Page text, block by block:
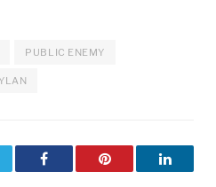
PUBLIC ENEMY
Facebook Pinterest